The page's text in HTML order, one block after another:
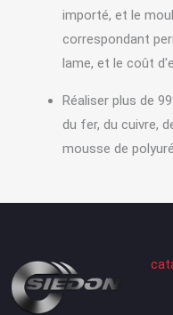
importé, et le
correspondant
lame, et le coût
Réaliser plus de
du fer, du cuivre,
mousse de